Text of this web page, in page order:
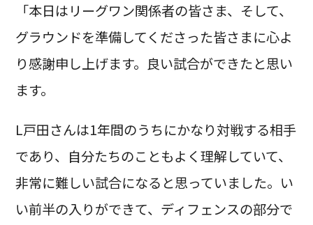
「本日はリーグワン関係者の皆さま、そして、
グラウンドを準備してくださった皆さまに心よ
り感謝申し上げます。良い試合ができたと思い
ます。
L戸田さんは1年間のうちにかなり対戦する相手
であり、自分たちのこともよく理解していて、
非常に難しい試合になると思っていました。い
い前半の入りができて、ディフェンスの部分で